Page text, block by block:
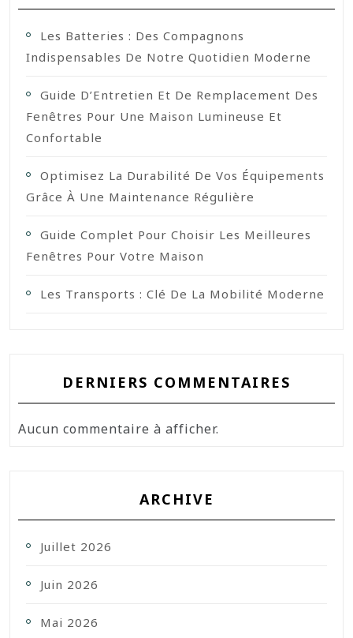
Les Batteries : Des Compagnons
Indispensables De Notre Quotidien Moderne
Guide D’Entretien Et De Remplacement Des
Fenêtres Pour Une Maison Lumineuse Et
Confortable
Optimisez La Durabilité De Vos Équipements
Grâce À Une Maintenance Régulière
Guide Complet Pour Choisir Les Meilleures
Fenêtres Pour Votre Maison
Les Transports : Clé De La Mobilité Moderne
DERNIERS COMMENTAIRES
Aucun commentaire à afficher.
ARCHIVE
Juillet 2026
Juin 2026
Mai 2026